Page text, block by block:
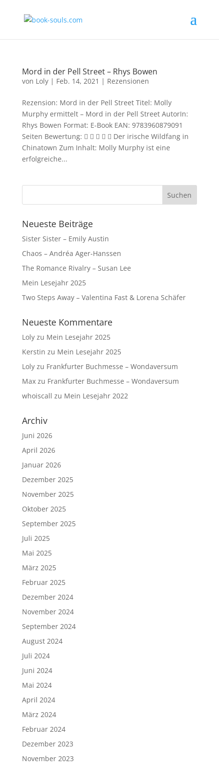
Mord in der Pell Street – Rhys Bowen
von Loly| Feb. 14, 2021 | Rezensionen
Rezension: Mord in der Pell Street Titel: Molly
Murphy ermittelt – Mord in der Pell Street AutorIn:
Rhys Bowen Format: E-Book EAN: 9783960879091
Seiten Bewertung:      Der irische Wildfang in
Chinatown Zum Inhalt: Molly Murphy ist eine
erfolgreiche...
Neueste Beiträge
Sister Sister – Emily Austin
Chaos – Andréa Ager-Hanssen
The Romance Rivalry – Susan Lee
Mein Lesejahr 2025
Two Steps Away – Valentina Fast & Lorena Schäfer
Neueste Kommentare
Lolyzu Mein Lesejahr 2025
Kerstin zu Mein Lesejahr 2025
Lolyzu Frankfurter Buchmesse – Wondaversum
Maxzu Frankfurter Buchmesse – Wondaversum
whoiscall zu Mein Lesejahr 2022
Archiv
Juni 2026
April 2026
Januar 2026
Dezember 2025
November 2025
Oktober 2025
September 2025
Juli 2025
Mai 2025
März 2025
Februar 2025
Dezember 2024
November 2024
September 2024
August 2024
Juli 2024
Juni 2024
Mai 2024
April 2024
März 2024
Februar 2024
Dezember 2023
November 2023